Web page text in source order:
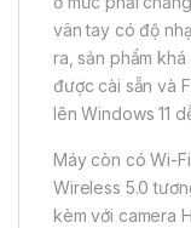
vân tay có độ
ra, sản phẩm
được cài sẵn và
lên Windows 11
Máy còn có Wi-
Wireless 5.0
kèm với camera